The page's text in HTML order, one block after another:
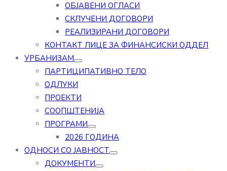
ОБЈАВЕНИ ОГЛАСИ
СКЛУЧЕНИ ДОГОВОРИ
РЕАЛИЗИРАНИ ДОГОВОРИ
КОНТАКТ ЛИЦЕ ЗА ФИНАНСИСКИ ОДДЕЛ
УРБАНИЗАМ
ПАРТИЦИПАТИВНО ТЕЛО
ОДЛУКИ
ПРОЕКТИ
СООПШТЕНИЈА
ПРОГРАМИ
2026 ГОДИНА
ОДНОСИ СО ЈАВНОСТ
ДОКУМЕНТИ